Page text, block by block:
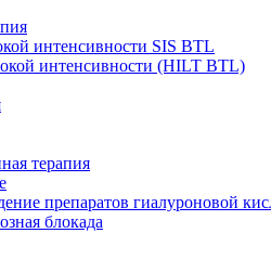
интенсивности SIS BTL
интенсивности (HILT BTL)
терапия
препаратов гиалуроновой
блокада